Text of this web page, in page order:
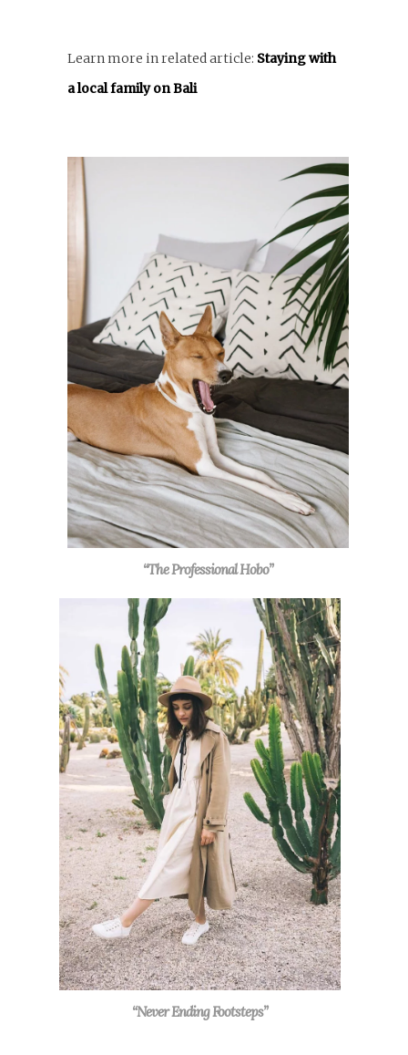
Learn more in related article: Staying with
a local family on Bali
“The Professional Hobo”
“Never Ending Footsteps”